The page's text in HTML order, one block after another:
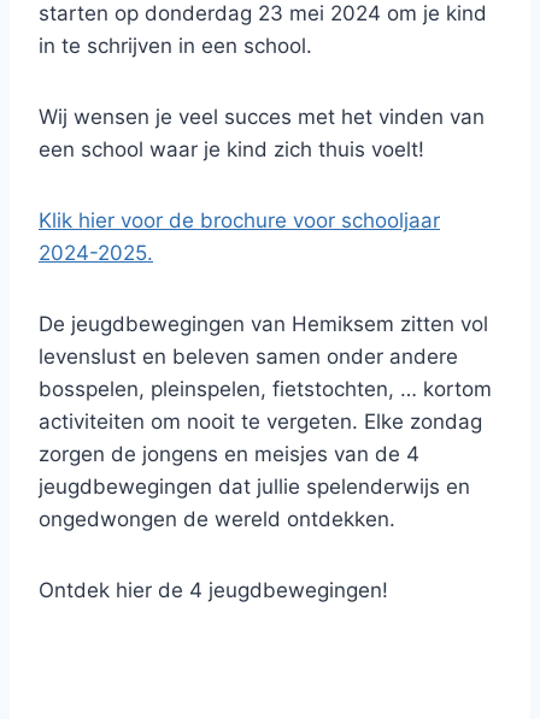
starten op donderdag 23 mei 2024 om je kind
in te schrijven in een school.
Wij wensen je veel succes met het vinden van
een school waar je kind zich thuis voelt!
Klik hier voor de brochure voor schooljaar
2024-2025.
De jeugdbewegingen van Hemiksem zitten vol
levenslust en beleven samen onder andere
bosspelen, pleinspelen, fietstochten, … kortom
activiteiten om nooit te vergeten. Elke zondag
zorgen de jongens en meisjes van de 4
jeugdbewegingen dat jullie spelenderwijs en
ongedwongen de wereld ontdekken.
Ontdek hier de 4 jeugdbewegingen!